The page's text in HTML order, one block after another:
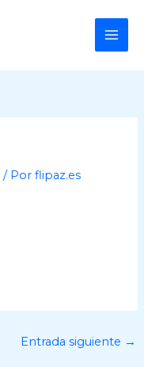
/ Porflipaz.es
Entrada siguiente →